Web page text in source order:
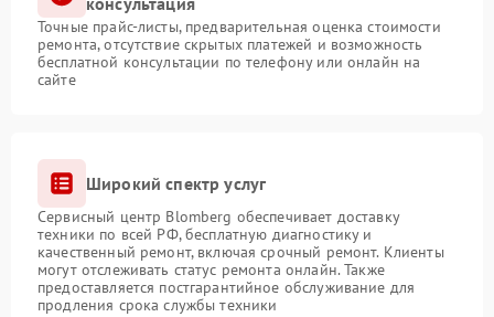
Точные прайс-листы, предварительная оценка стоимости
ремонта, отсутствие скрытых платежей и возможность
бесплатной консультации по телефону или онлайн на
сайте
Широкий спектр услуг
Сервисный центр Blomberg обеспечивает доставку
техники по всей РФ, бесплатную диагностику и
качественный ремонт, включая срочный ремонт. Клиенты
могут отслеживать статус ремонта онлайн. Также
предоставляется постгарантийное обслуживание для
продления срока службы техники